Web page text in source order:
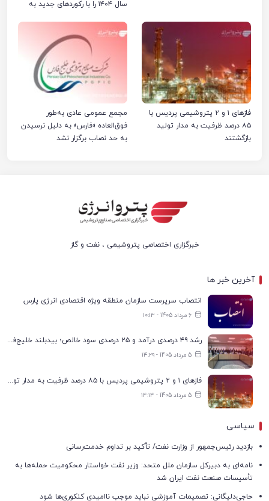
سال ۱۴۰۴ را با رکوردهای جدید به
فازهای ۱ و ۲ پتروشیمی پردیس با
۸۵ درصد ظرفیت به مدار تولید
بازگشتند
مجمع عمومی عادی به‌طور
فوق‌العاده «فارس» به دلیل نرسیدن
به حد نصاب برگزار نشد
خبرگزاری اختصاصی پتروشیمی ، نفت و گاز
آخرین خبر ها
انتصاب سرپرست سازمان منطقه ویژه اقتصادی انرژی پارس
6 مرداد 1405 - ۱۰:۱۳
رشد ۴۹ درصدی درآمد و ۲۵ درصدی سود خالص؛ بیدبلند خلیج‌فارس سال ۱۴۰۴ را با رکوردهای جدید به پایان رساند
5 مرداد 1405 - ۱۴:۲۹
فازهای ۱ و ۲ پتروشیمی پردیس با ۸۵ درصد ظرفیت به مدار تولید بازگشتند
5 مرداد 1405 - ۱۴:۱۴
سیاسی
بازدید رئیس‌جمهور از وزارت نفت/ تأکید بر تداوم خدمت‌رسانی
نامه‌ای به دبیرکل سازمان ملل متحد: وزیر نفت خواستار محکومیت حمله‌ها به
تأسیسات صنعت نفت ایران شد
حاجی‌دلیگانی: تصمیمات آموزشی نباید موجب ناامیدی کنکوری‌ها شود